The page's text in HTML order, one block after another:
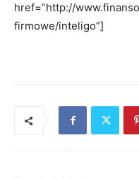
href=”http://
firmowe/inteligo”]